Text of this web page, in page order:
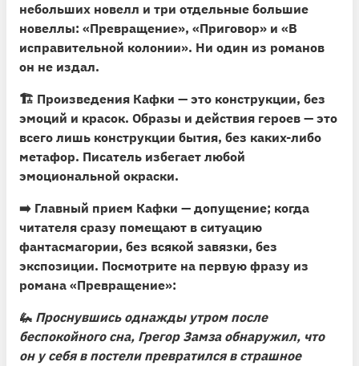
небольших новелл и три отдельные большие
новеллы: «Превращение», «Приговор» и «В
исправительной колонии». Ни один из романов
он не издал.
🏗 Произведения Кафки — это конструкции, без
эмоций и красок. Образы и действия героев — это
всего лишь конструкции бытия, без каких-либо
метафор. Писатель избегает любой
эмоциональной окраски.
➡️ Главный прием Кафки — допущение; когда
читателя сразу помещают в ситуацию
фантасмагории, без всякой завязки, без
экспозиции. Посмотрите на первую фразу из
романа «Превращение»:
🦗 Проснувшись однажды утром после
беспокойного сна, Грегор Замза обнаружил, что
он у себя в постели превратился в страшное